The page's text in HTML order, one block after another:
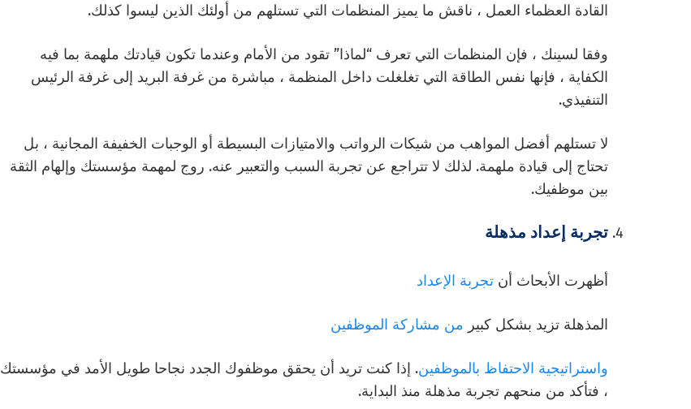
القادة العظماء العمل ، ناقش ما يميز المنظمات التي تستلهم من أولئك الذين ليسوا كذلك.
وفقا لسينك ، فإن المنظمات التي تعرف “لماذا” تقود من الأمام وعندما تكون قيادتك ملهمة بما فيه
الكفاية ، فإنها نفس الطاقة التي تغلغلت داخل المنظمة ، مباشرة من غرفة البريد إلى غرفة الرئيس
التنفيذي.
لا تستلهم أفضل المواهب من شيكات الرواتب والامتيازات البسيطة أو الوجبات الخفيفة المجانية ، بل
تحتاج إلى قيادة ملهمة. لذلك لا تتراجع عن تجربة السبب والتعبير عنه. روج لمهمة مؤسستك وإلهام الثقة
بين موظفيك.
تجربة إعداد مذهلة
أظهرت الأبحاث أن تجربة الإعداد
المذهلة تزيد بشكل كبير من مشاركة الموظفين
واستراتيجية الاحتفاظ بالموظفين. إذا كنت تريد أن يحقق موظفوك الجدد نجاحا طويل الأمد في مؤسستك
، فتأكد من منحهم تجربة مذهلة منذ البداية.